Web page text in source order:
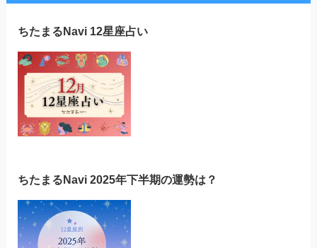
ちたまるNavi 12星座占い
ちたまるNavi 2025年下半期の運勢は？